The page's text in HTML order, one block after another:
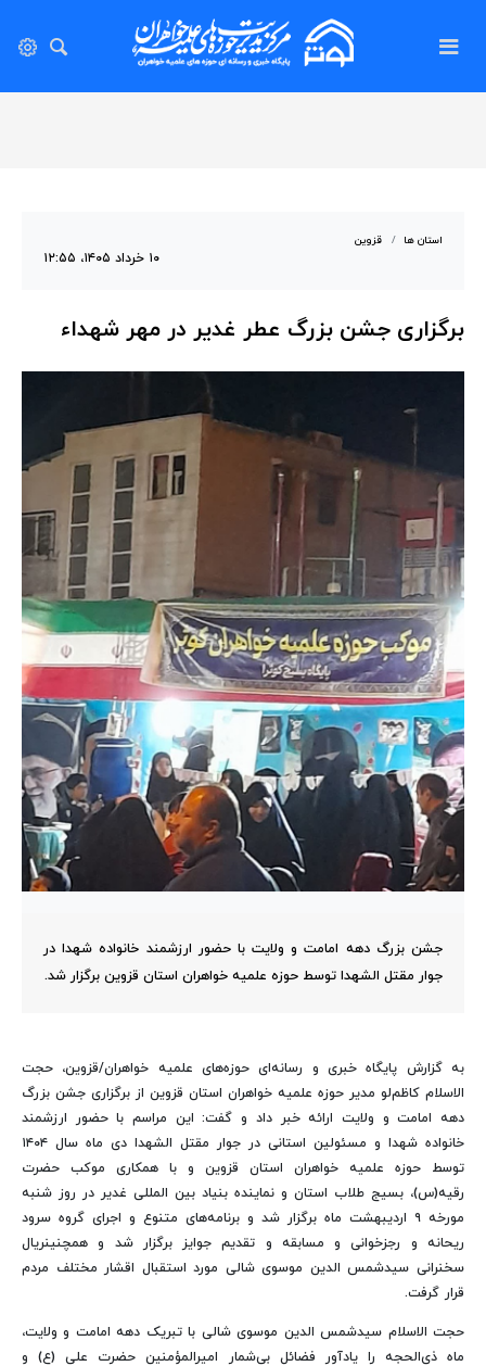
استان ها قزوین
۱۰ خرداد ۱۴۰۵، ۱۲:۵۵
برگزاری جشن بزرگ عطر غدیر در مهر شهداء
جشن بزرگ دهه امامت و ولایت با حضور ارزشمند خانواده شهدا در
جوار مقتل الشهدا توسط حوزه علمیه خواهران استان قزوین برگزار شد.
به گزارش پایگاه خبری و رسانه‌ای حوزه‌های علمیه خواهران/قزوین، حجت
الاسلام کاظم‌لو مدیر حوزه علمیه خواهران استان قزوین از برگزاری جشن بزرگ
دهه امامت و ولایت ارائه خبر داد و گفت: این مراسم با حضور ارزشمند
خانواده شهدا و مسئولین استانی در جوار مقتل الشهدا دی ماه سال ۱۴۰۴
توسط حوزه علمیه خواهران استان قزوین و با همکاری موکب حضرت
رقیه(س)، بسیج طلاب استان و نماینده بنیاد بین المللی غدیر در روز شنبه
مورخه ۹ اردیبهشت ماه برگزار شد و برنامه‌های متنوع و اجرای گروه سرود
ریحانه و رجزخوانی و مسابقه و تقدیم جوایز برگزار شد و همچنینریال
سخنرانی سیدشمس الدین موسوی شالی مورد استقبال اقشار مختلف مردم
قرار گرفت.
حجت الاسلام سیدشمس الدین موسوی شالی با تبریک دهه امامت و ولایت،
ماه ذی‌الحجه را یادآور فضائل بی‌شمار امیرالمؤمنین حضرت علی (ع) و